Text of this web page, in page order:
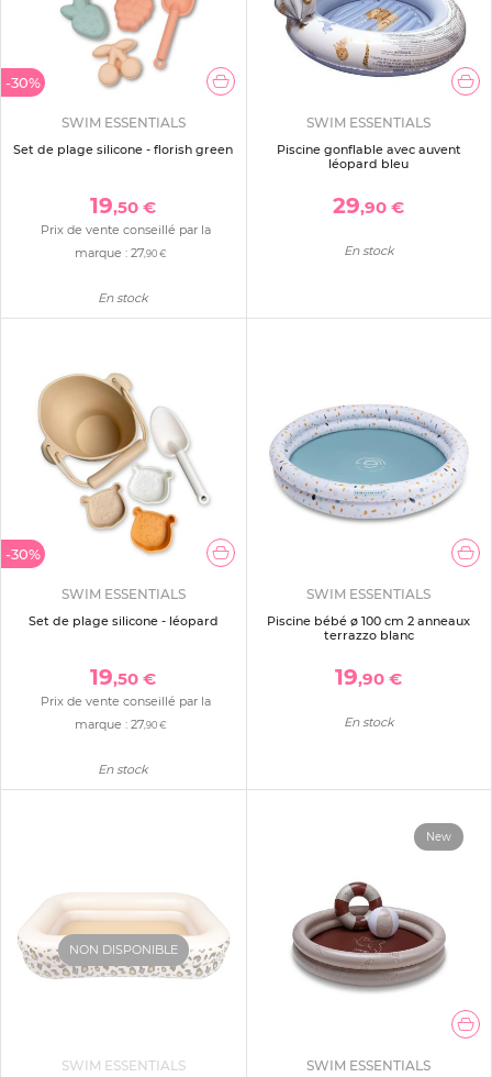
-30%
SWIM ESSENTIALS
Set de plage silicone - florish green
19,50 €
Prix de vente conseillé par la
marque :27,90 €
En stock
SWIM ESSENTIALS
Piscine gonflable avec auvent
léopard bleu
29,90 €
En stock
-30%
SWIM ESSENTIALS
Set de plage silicone - léopard
19,50 €
Prix de vente conseillé par la
marque :27 ,90 €
En stock
SWIM ESSENTIALS
Piscine bébé ø 100 cm 2 anneaux
terrazzo blanc
19,90 €
En stock
NON DISPONIBLE
SWIM ESSENTIALS
New
SWIM ESSENTIALS